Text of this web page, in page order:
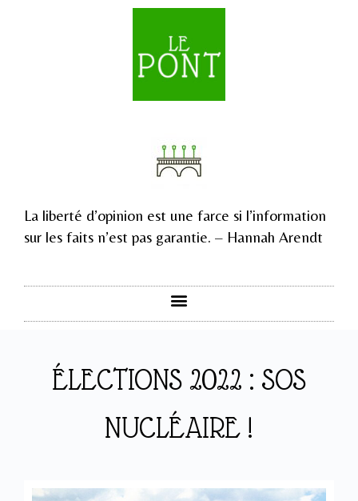
La liberté d’opinion est une farce si l’information
sur les faits n’est pas garantie. – Hannah Arendt
ÉLECTIONS 2022 : SOS
NUCLÉAIRE !